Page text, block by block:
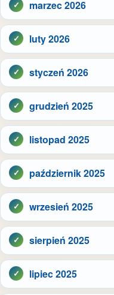
marzec 2026
luty 2026
styczeń 2026
grudzień 2025
listopad 2025
październik 2025
wrzesień 2025
sierpień 2025
lipiec 2025